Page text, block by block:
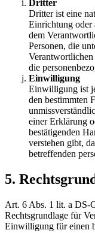
Dritter
Dritter ist eine
Einrichtung oder
dem
Personen, die
Verantwortlichen
die
Einwilligung
Einwilligung ist
den bestimmten
einer Erklärung
bestätigenden
verstehen gibt,
betreffenden
5.
Art. 6 Abs. 1 lit. a DS-
Rechtsgrundlage für
Einwilligung für einen